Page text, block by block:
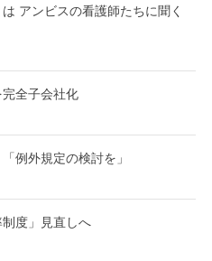
アンビスの看護師たちに聞く
全子会社化
例外規定の検討を」
度」見直しへ